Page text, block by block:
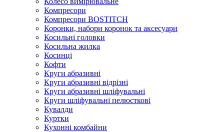
Компресори
Компресори BOSTITCH
Коронки, набори коронок та аксесуари
Косильні головки
Косильна жилка
Косинці
Кофти
Круги абразивні
Круги абразивні відрізні
Круги абразивні шліфувальні
Круги шліфувальні пелюсткові
Кувалди
Куртки
Кухонні комбайни